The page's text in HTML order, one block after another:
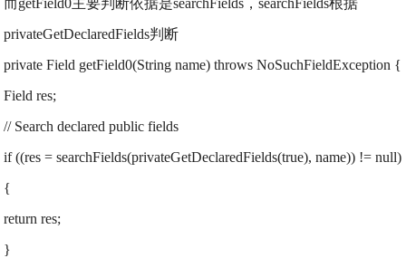
而getField0主要判断依据是searchFields，searchFields根据
privateGetDeclaredFields判断
private Field getField0(String name) throws NoSuchFieldException {
Field res;
// Search declared public fields
if ((res = searchFields(privateGetDeclaredFields(true), name)) != null)
{
return res;
}